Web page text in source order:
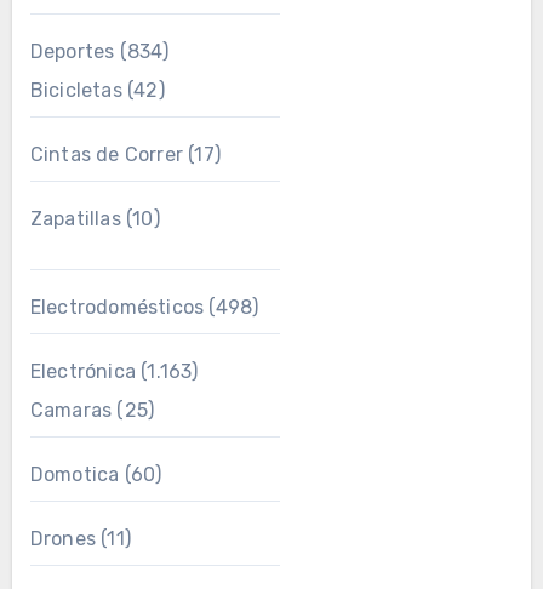
Deportes (834)
Bicicletas(42)
Cintas de Correr(17)
Zapatillas(10)
Electrodomésticos (498)
Electrónica (1.163)
Camaras (25)
Domotica (60)
Drones(11)